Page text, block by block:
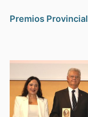
Premios